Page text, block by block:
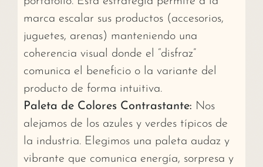
marca escalar sus productos (accesorios,
juguetes, arenas) manteniendo una
coherencia visual donde el “disfraz”
comunica el beneficio o la variante del
producto de forma intuitiva.
Paleta de Colores Contrastante: Nos
alejamos de los azules y verdes típicos de
la industria. Elegimos una paleta audaz y
vibrante que comunica energía, sorpresa y